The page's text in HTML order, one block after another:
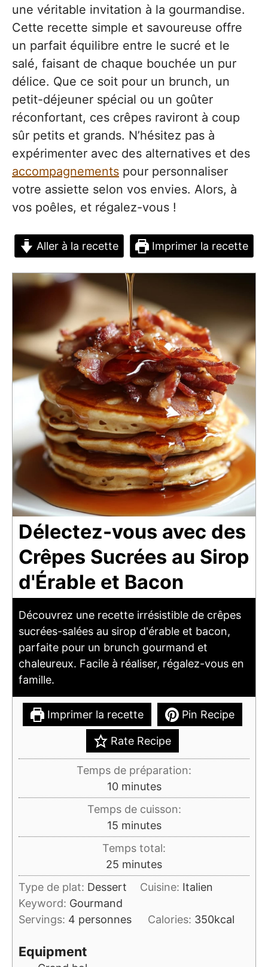
une véritable invitation à la gourmandise.
Cette recette simple et savoureuse offre
un parfait équilibre entre le sucré et le
salé, faisant de chaque bouchée un pur
délice. Que ce soit pour un brunch, un
petit-déjeuner spécial ou un goûter
réconfortant, ces crêpes raviront à coup
sûr petits et grands. N’hésitez pas à
expérimenter avec des alternatives et des
accompagnements pour personnaliser
votre assiette selon vos envies. Alors, à
vos poêles, et régalez-vous !
Aller à la recette Imprimer la recette
Délectez-vous avec des
Crêpes Sucrées au Sirop
d'Érable et Bacon
Découvrez une recette irrésistible de crêpes
sucrées-salées au sirop d'érable et bacon,
parfaite pour un brunch gourmand et
chaleureux. Facile à réaliser, régalez-vous en
famille.
Imprimer la recette Pin Recipe
Rate Recipe
Temps de préparation:
10minutes
minutes
Temps de cuisson:
15minutes
minutes
Temps total:
25 minutes
minutes
Type de plat: Dessert Cuisine: Italien
Keyword: Gourmand
Servings: 4 personnes Calories: 350kcal
Equipment